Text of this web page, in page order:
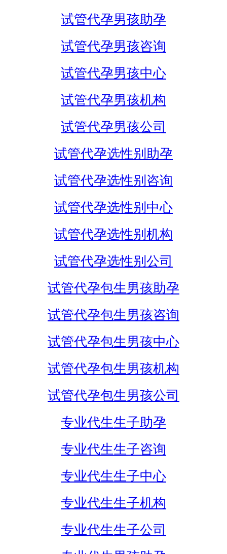
试管代孕男孩助孕
试管代孕男孩咨询
试管代孕男孩中心
试管代孕男孩机构
试管代孕男孩公司
试管代孕选性别助孕
试管代孕选性别咨询
试管代孕选性别中心
试管代孕选性别机构
试管代孕选性别公司
试管代孕包生男孩助孕
试管代孕包生男孩咨询
试管代孕包生男孩中心
试管代孕包生男孩机构
试管代孕包生男孩公司
专业代生生子助孕
专业代生生子咨询
专业代生生子中心
专业代生生子机构
专业代生生子公司